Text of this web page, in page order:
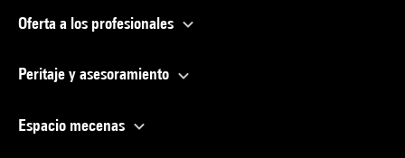
Oferta a los profesionales
Peritaje y asesoramiento
Espacio mecenas